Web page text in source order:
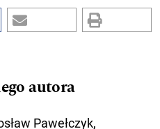
autora
Pawełczyk,